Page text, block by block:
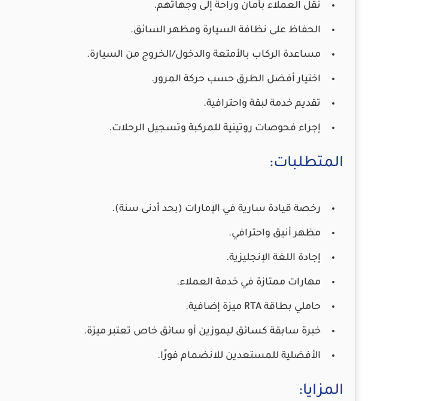
نقل العملاء بأمان وراحة إلى وجهاتهم.
الحفاظ على نظافة السيارة ومظهر السائق.
مساعدة الركاب بالأمتعة والدخول/الخروج من السيارة.
اختيار أفضل الطرق حسب حركة المرور.
تقديم خدمة لبقة واحترافية.
إجراء فحوصات روتينية للمركبة وتسجيل الرحلات.
المتطلبات:
رخصة قيادة سارية في الإمارات (بحد أدنى سنة).
مظهر أنيق واحترافي.
إجادة اللغة الإنجليزية.
مهارات ممتازة في خدمة العملاء.
حاملي بطاقة RTA ميزة إضافية.
خبرة سابقة كسائق ليموزين أو سائق خاص تعتبر ميزة.
الأفضلية للمستعدين للانضمام فورًا.
المزايا: